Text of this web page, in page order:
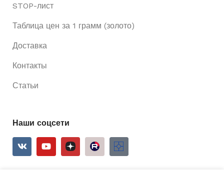
STOP-лист
Таблица цен за 1 грамм (золото)
Доставка
Контакты
Статьи
Наши соцсети